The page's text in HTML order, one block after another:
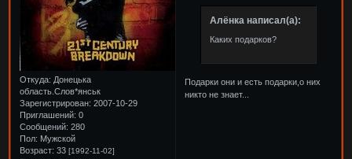
Откуда: Донецька
область.Слов*янськ
Зарегистрирован: 2007-10-29
Приглашений: 0
Сообщений: 280
Пол: Мужской
Возраст: 33[1992-11-02]
Алёнка написал(а):
Каких подарков?
Подарки они и есть подарки,о них
никто не знает...